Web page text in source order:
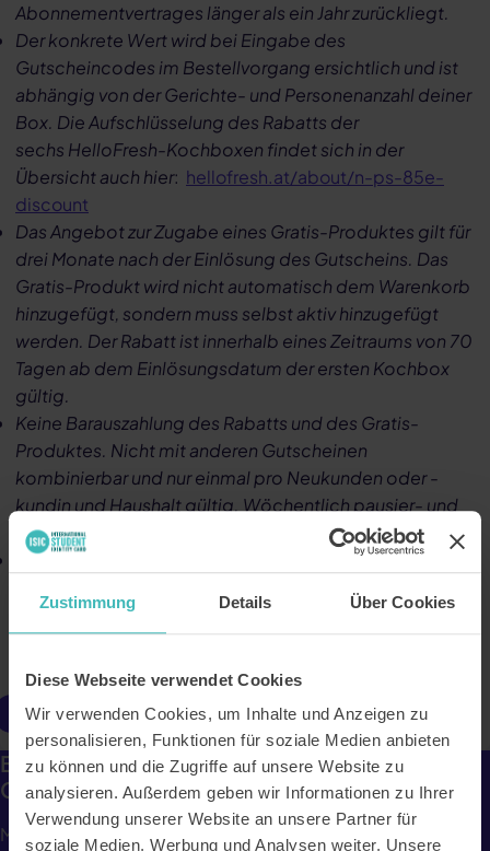
Zustimmung Details Über Cookies
Diese Webseite verwendet Cookies
Wir verwenden Cookies, um Inhalte und Anzeigen zu
personalisieren, Funktionen für soziale Medien anbieten
zu können und die Zugriffe auf unsere Website zu
analysieren. Außerdem geben wir Informationen zu Ihrer
Verwendung unserer Website an unsere Partner für
soziale Medien, Werbung und Analysen weiter. Unsere
Abonnementvertrages länger als ein Jahr zurückliegt.
Der konkrete Wert wird bei Eingabe des
Gutscheincodes im Bestellvorgang ersichtlich und ist
abhängig von der Gerichte- und Personenanzahl deiner
Box. Die Aufschlüsselung des Rabatts der
sechs HelloFresh-Kochboxen findet sich in der
Übersicht auch hier: hellofresh.at/about/n-ps-85e-
discount
Das Angebot zur Zugabe eines Gratis-Produktes gilt für
drei Monate nach der Einlösung des Gutscheins. Das
Gratis-Produkt wird nicht automatisch dem Warenkorb
hinzugefügt, sondern muss selbst aktiv hinzugefügt
werden. Der Rabatt ist innerhalb eines Zeitraums von 70
Tagen ab dem Einlösungsdatum der ersten Kochbox
gültig.
Keine Barauszahlung des Rabatts und des Gratis-
Produktes. Nicht mit anderen Gutscheinen
kombinierbar und nur einmal pro Neukunden oder -
kundin und Haushalt gültig. Wöchentlich pausier- und
kündbar. Preisänderungen vorbehalten.
Im Übrigen gelten die Allgemeinen
hellofresh.at/about/agb
Online benutzen
Bis zu 85€ Rabatt auf 4 Boxen + 3 Monate
Gratis-Goodie.
Mit HelloFreshwird Kochen einfach, lecker und